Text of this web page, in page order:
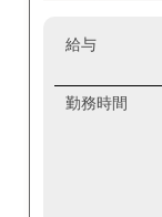
給与
勤務時間